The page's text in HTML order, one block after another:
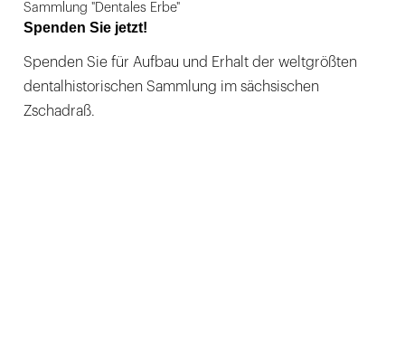
Sammlung "Dentales Erbe"
Spenden Sie jetzt!
Spenden Sie für Aufbau und Erhalt der weltgrößten
dentalhistorischen Sammlung im sächsischen
Zschadraß.